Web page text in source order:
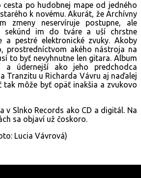
po hudobnej mape od jedného
k novému. Akurát, že Archívny
zmeny neservíruje postupne, ale
sekúnd im do tváre a uší chrstne
a pestré elektronické zvuky. Akoby
prostredníctvom akého nástroja na
to byť nevyhnutne len gitara. Album
a údernejší ako jeho predchodca
Tranzitu u Richarda Vávru aj naďalej
tak môže byť opäť inakšia a zvukovo
v Slnko Records ako CD a digitál. Na
sa objaví už čoskoro.
Lucia Vávrová)